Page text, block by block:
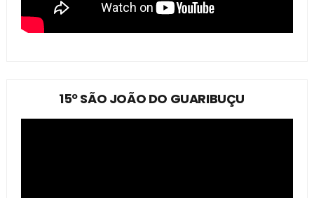
15º SÃO JOÃO DO GUARIBUÇU